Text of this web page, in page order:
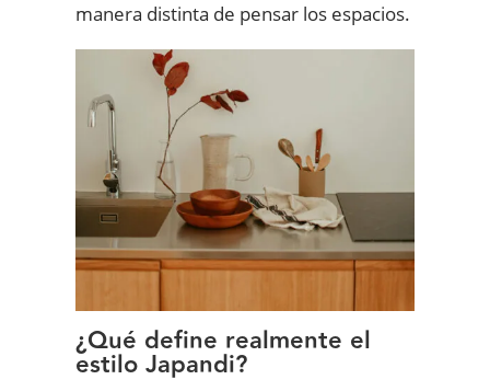
manera distinta de pensar los espacios.
¿Qué define realmente el
estilo Japandi?